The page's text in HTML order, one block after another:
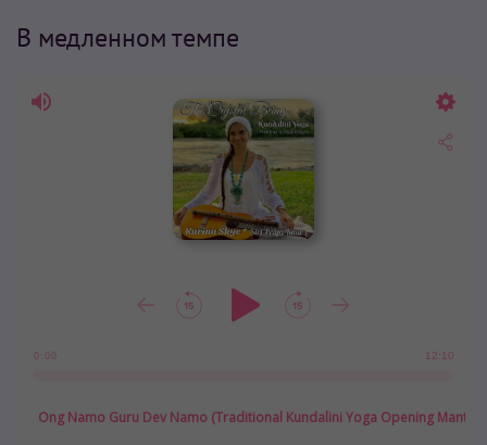
В медленном темпе
0:00 12:10
Ong Namo Guru Dev Namo (Traditional Kundalini Yoga Opening Mantra)